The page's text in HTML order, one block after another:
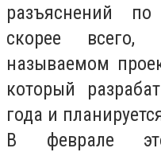
разъяснений
скорее
называемом
который
года и
В феврале